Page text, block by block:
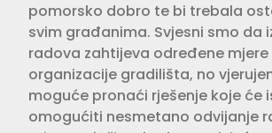
pomorsko dobro te bi trebala
svim građanima. Svjesni smo da
radova zahtijeva određene
organizacije gradilišta, no
moguće pronaći rješenje koje će
omogućiti nesmetano odvijanje